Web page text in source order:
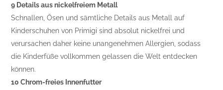
9 Details aus nickelfreiem Metall
Schnallen, Ösen und sämtliche Details aus Metall auf
Kinderschuhen von Primigi sind absolut nickelfrei und
verursachen daher keine unangenehmen Allergien, sodass
die Kinderfüße vollkommen gelassen die Welt entdecken
können.
10 Chrom-freies Innenfutter